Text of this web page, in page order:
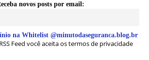
novos posts por email:
na Whitelist @minutodaseguranca.blog.br
Feed você aceita os termos de privacidade